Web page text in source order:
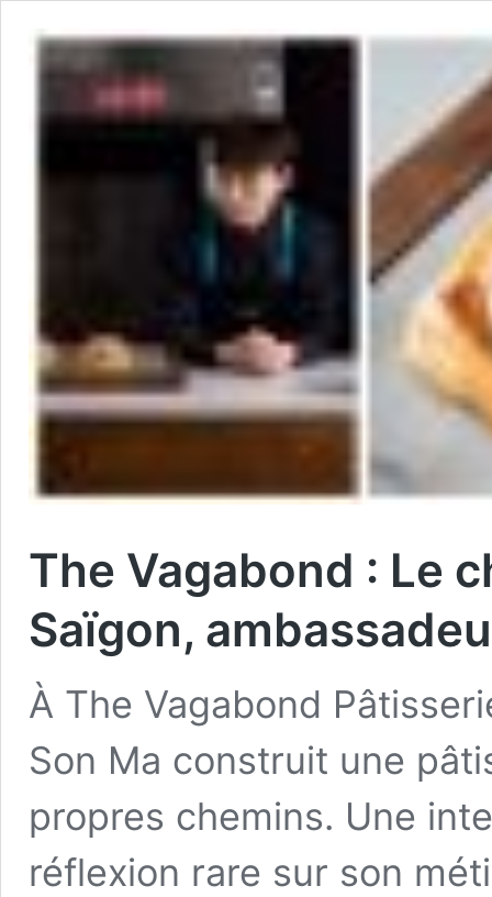
The Vagabond : Le
Saïgon,
À The Vagabond
Son Ma construit une
propres chemins. Une
réflexion rare sur son